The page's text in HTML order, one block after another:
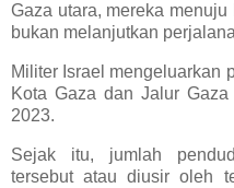
Gaza utara, mereka
bukan melanjutkan
Militer Israel mengeluarkan
Kota Gaza dan Jalur
2023.
Sejak itu, jumlah
tersebut atau diusir oleh